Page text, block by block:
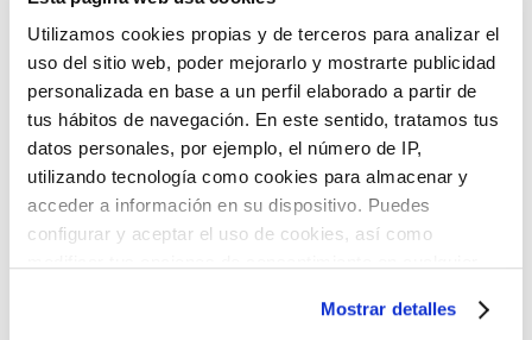
Utilizamos cookies propias y de terceros para analizar el
uso del sitio web, poder mejorarlo y mostrarte publicidad
personalizada en base a un perfil elaborado a partir de
tus hábitos de navegación. En este sentido, tratamos tus
datos personales, por ejemplo, el número de IP,
utilizando tecnología como cookies para almacenar y
acceder a información en su dispositivo. Puedes
configurar y aceptar el uso de cookies, así como
Mostrar detalles
:(
No hay películas con el
criterio de búsqueda
seleccionado.